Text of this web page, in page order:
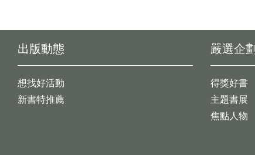
出版動態
想找好活動
新書特推薦
嚴選企劃
得獎好書
主題書展
焦點人物